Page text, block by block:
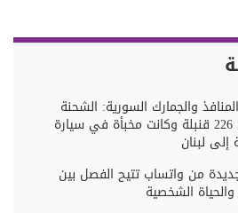
والجمارك السورية: الشحنة
تشمل 226 قنبلة وكانت مخبأة في سيارة
لبنان
من واتساب تتيح الفصل بين
الشخصية